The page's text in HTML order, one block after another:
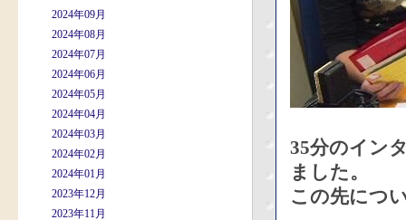
2024年09月
2024年08月
2024年07月
2024年06月
2024年05月
2024年04月
2024年03月
2024年02月
2024年01月
2023年12月
2023年11月
35分のイン
ました。
この先につ